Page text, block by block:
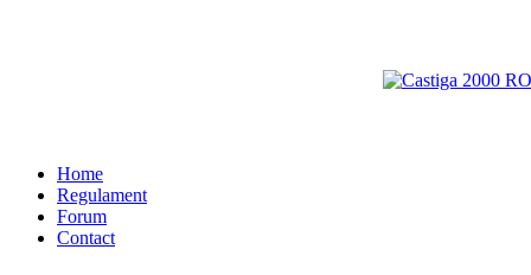
Home
Regulament
Forum
Contact